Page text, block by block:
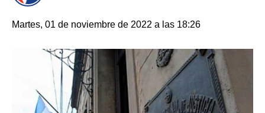
Martes, 01 de noviembre de 2022 a las 18:26